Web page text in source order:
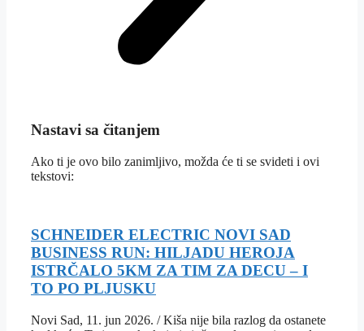
Nastavi sa čitanjem
Ako ti je ovo bilo zanimljivo, možda će ti se svideti i ovi
tekstovi:
SCHNEIDER ELECTRIC NOVI SAD
BUSINESS RUN: HILJADU HEROJA
ISTRČALO 5KM ZA TIM ZA DECU – I
TO PO PLJUSKU
Novi Sad, 11. jun 2026. / Kiša nije bila razlog da ostanete